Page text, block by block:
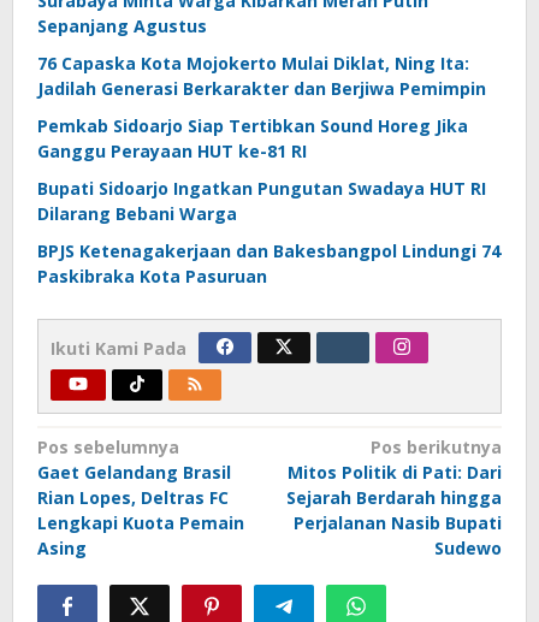
Sepanjang Agustus
76 Capaska Kota Mojokerto Mulai Diklat, Ning Ita:
Jadilah Generasi Berkarakter dan Berjiwa Pemimpin
Pemkab Sidoarjo Siap Tertibkan Sound Horeg Jika
Ganggu Perayaan HUT ke-81 RI
Bupati Sidoarjo Ingatkan Pungutan Swadaya HUT RI
Dilarang Bebani Warga
BPJS Ketenagakerjaan dan Bakesbangpol Lindungi 74
Paskibraka Kota Pasuruan
Ikuti Kami Pada
Navigasi
pos
Pos sebelumnya
Gaet Gelandang Brasil
Rian Lopes, Deltras FC
Lengkapi Kuota Pemain
Asing
Pos berikutnya
Mitos Politik di Pati: Dari
Sejarah Berdarah hingga
Perjalanan Nasib Bupati
Sudewo